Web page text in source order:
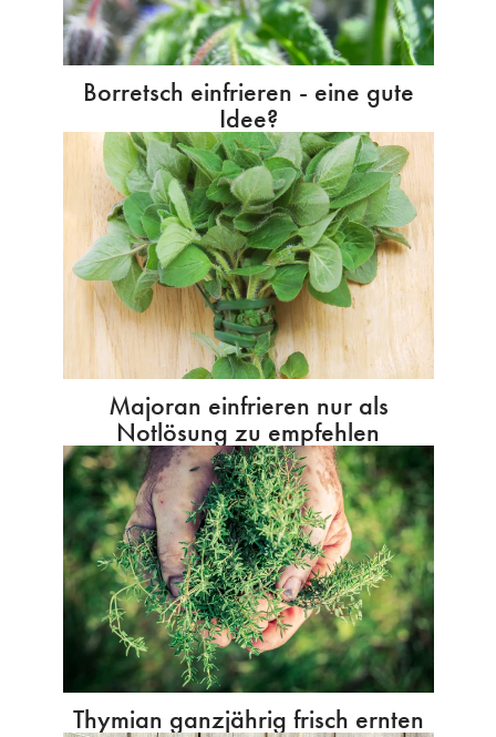
Borretsch einfrieren - eine gute
Idee?
Majoran einfrieren nur als
Notlösung zu empfehlen
Thymian ganzjährig frisch ernten